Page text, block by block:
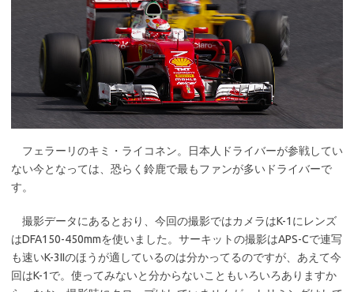
フェラーリのキミ・ライコネン。日本人ドライバーが参戦してい
ない今となっては、恐らく鈴鹿で最もファンが多いドライバーで
す。
撮影データにあるとおり、今回の撮影ではカメラはK-1にレンズ
はDFA150-450mmを使いました。サーキットの撮影はAPS-Cで連写
も速いK-3IIのほうが適しているのは分かってるのですが、あえて今
回はK-1で。使ってみないと分からないこともいろいろありますか